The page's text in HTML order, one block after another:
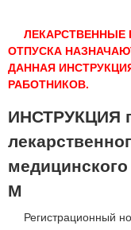
ЛЕКАРСТВЕННЫЕ
ОТПУСКА
ДАННАЯ
РАБОТНИКОВ.
ИНСТРУКЦИЯ
М
Регистрационный